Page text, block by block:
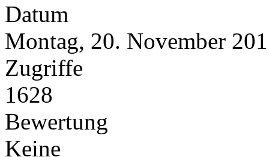
Datum
Montag, 20. November
Zugriffe
1628
Bewertung
Keine